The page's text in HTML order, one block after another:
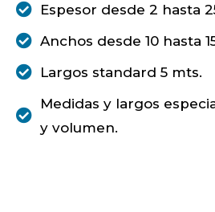
Espesor desde 2 hasta
Anchos desde 10 hasta
Largos standard 5 mts.
Medidas y largos
y volumen.